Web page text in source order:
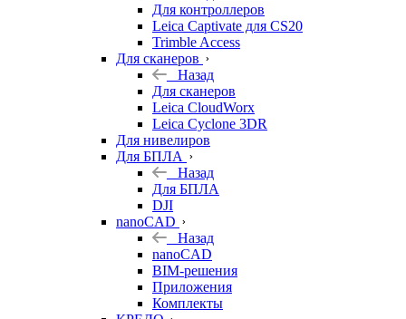
Для контроллеров
Leica Captivate для CS20
Trimble Access
Для сканеров
Назад
Для сканеров
Leica CloudWorx
Leica Cyclone 3DR
Для нивелиров
Для БПЛА
Назад
Для БПЛА
DJI
nanoCAD
Назад
nanoCAD
BIM-решения
Приложения
Комплекты